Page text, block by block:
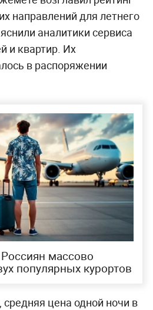
направлений для летнего
аналитики сервиса
и квартир. Их
в распоряжении
массово
популярных курортов
цена одной ночи в